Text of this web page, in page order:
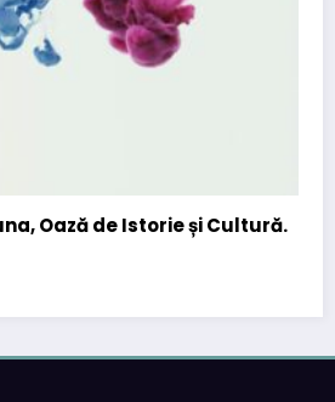
Oază de Istorie și Cultură.